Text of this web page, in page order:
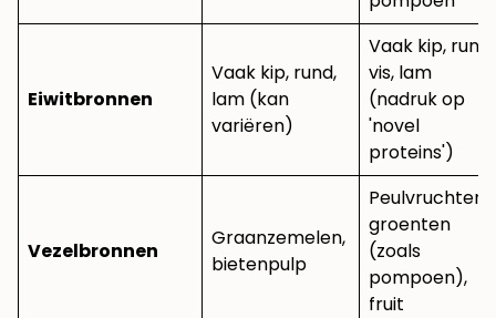
Eiwitbronnen
Vaak kip, rund,
lam (kan
variëren)
Vaak kip, rund,
vis, lam
(nadruk op
'novel
proteins')
Vezelbronnen
Graanzemelen,
bietenpulp
Peulvruchten,
groenten
(zoals
pompoen),
fruit